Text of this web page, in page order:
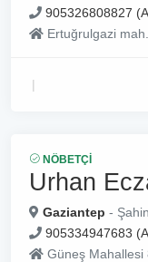
905326808827
Ertuğrulgazi
NÖBETÇI
Urhan
Gaziantep -
905334947683
Güneş Mahallesi